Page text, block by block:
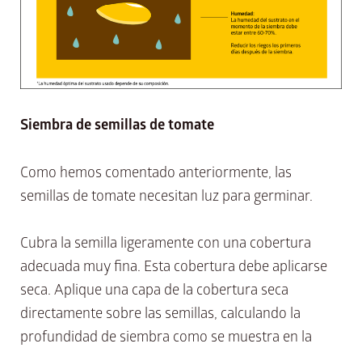
Siembra de semillas de tomate
Como hemos comentado anteriormente, las
semillas de tomate necesitan luz para germinar.
Cubra la semilla ligeramente con una cobertura
adecuada muy fina. Esta cobertura debe aplicarse
seca. Aplique una capa de la cobertura seca
directamente sobre las semillas, calculando la
profundidad de siembra como se muestra en la